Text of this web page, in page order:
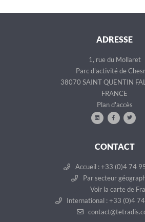
ADRESSE
1, rue du Mollaret
Parc d'activité de
38070 SAINT QUENTIN
FRANCE
Plan d'accès
CONTACT
Accueil : +33 (0)4 74
Par secteur
Voir la carte de
International : +33 (0)4